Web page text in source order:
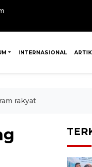
INTERNASIONAL
rakyat